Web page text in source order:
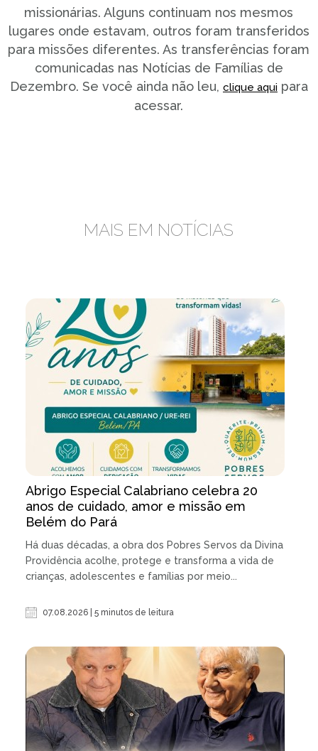
missionárias. Alguns continuam nos mesmos
lugares onde estavam, outros foram transferidos
para missões diferentes. As transferências foram
comunicadas nas Notícias de Famílias de
Dezembro. Se você ainda não leu, clique aqui para
acessar.
MAIS EM NOTÍCIAS
Abrigo Especial Calabriano celebra 20
anos de cuidado, amor e missão em
Belém do Pará
Há duas décadas, a obra dos Pobres Servos da Divina
Providência acolhe, protege e transforma a vida de
crianças, adolescentes e famílias por meio...
07.08.2026 | 5 minutos de leitura